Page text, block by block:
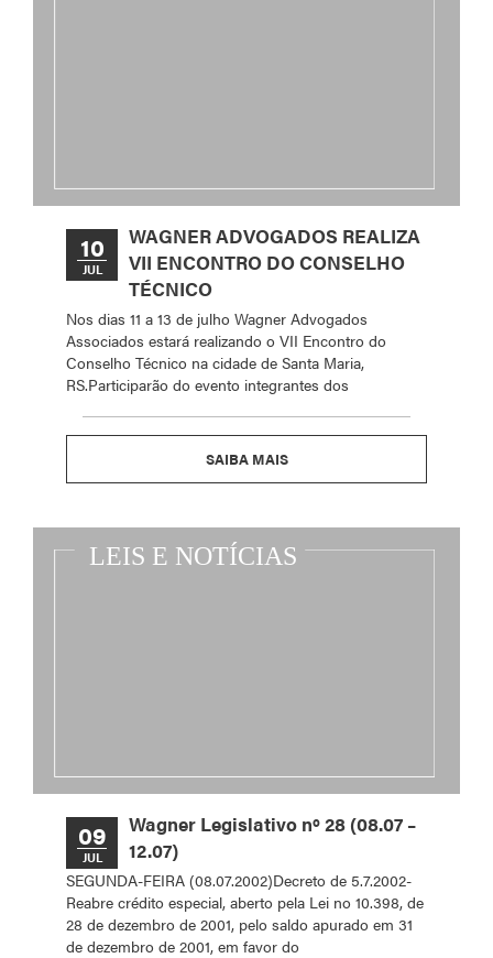
10
JUL
WAGNER ADVOGADOS REALIZA
VII ENCONTRO DO CONSELHO
TÉCNICO
Nos dias 11 a 13 de julho Wagner Advogados
Associados estará realizando o VII Encontro do
Conselho Técnico na cidade de Santa Maria,
RS.Participarão do evento integrantes dos
SAIBA MAIS
09
JUL
Wagner Legislativo nº 28 (08.07 –
12.07)
SEGUNDA-FEIRA (08.07.2002)Decreto de 5.7.2002-
Reabre crédito especial, aberto pela Lei no 10.398, de
28 de dezembro de 2001, pelo saldo apurado em 31
de dezembro de 2001, em favor do